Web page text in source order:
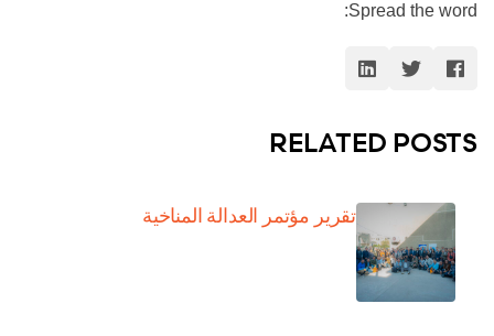
Spread the word:
RELATED POSTS
تقرير مؤتمر العدالة المناخية